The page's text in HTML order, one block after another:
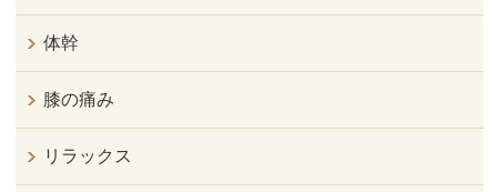
体幹
膝の痛み
リラックス